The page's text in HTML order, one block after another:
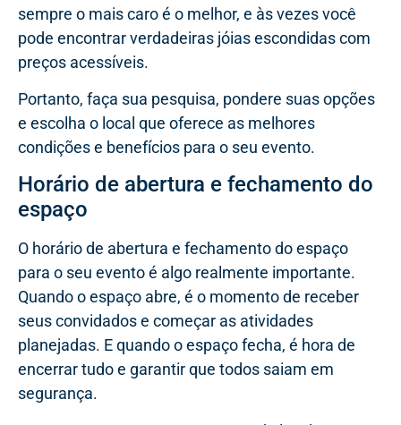
sempre o mais caro é o melhor, e às vezes você
pode encontrar verdadeiras jóias escondidas com
preços acessíveis.
Portanto, faça sua pesquisa, pondere suas opções
e escolha o local que oferece as melhores
condições e benefícios para o seu evento.
Horário de abertura e fechamento do
espaço
O horário de abertura e fechamento do espaço
para o seu evento é algo realmente importante.
Quando o espaço abre, é o momento de receber
seus convidados e começar as atividades
planejadas. E quando o espaço fecha, é hora de
encerrar tudo e garantir que todos saiam em
segurança.